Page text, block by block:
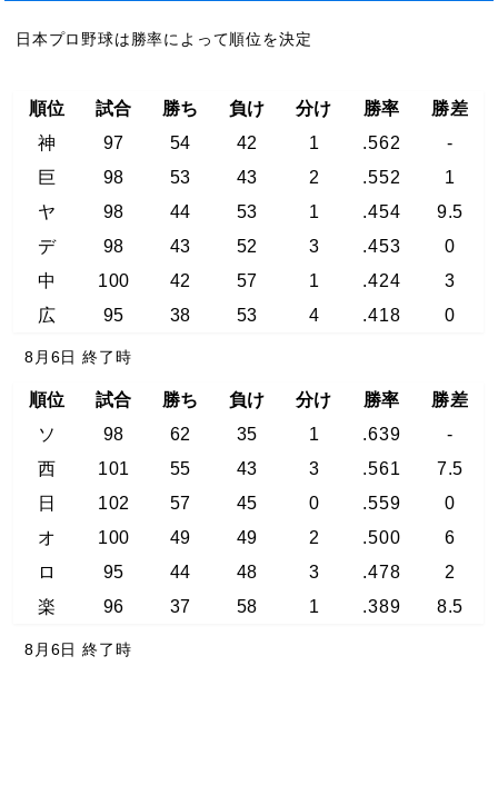
日本プロ野球は勝率によって順位を決定
順位 試合 勝ち 負け 分け 勝率
勝差
神
97 54 42 1 .562
-
巨
98 53 43 2 .552
1
ヤ
98 44 53 1 .454
9.5
デ
98 43 52 3 .453
0
中
100 42 57 1 .424
3
広
95 38 53 4 .418 0
8月6日 終了時
順位 試合 勝ち 負け 分け 勝率
勝差
ソ
98 62 35 1 .639
-
西
101 55 43 3 .561
7.5
日
102 57 45 0 .559
0
オ
100 49 49 2 .500
6
ロ
95 44 48 3 .478
2
楽
96 37 58 1 .389 8.5
8月6日 終了時